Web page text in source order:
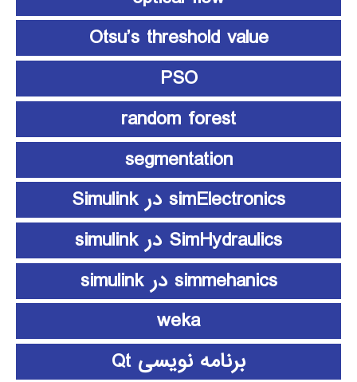
Otsu’s threshold value
PSO
random forest
segmentation
simElectronics در Simulink
SimHydraulics در simulink
simmehanics در simulink
weka
برنامه نویسی Qt